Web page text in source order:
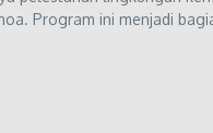
Program ini menjadi